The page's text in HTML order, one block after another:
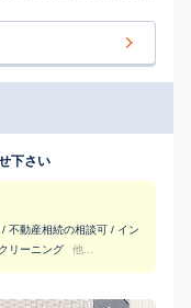
下さい
不動産相続の相談可 / イン
リーニング
他...